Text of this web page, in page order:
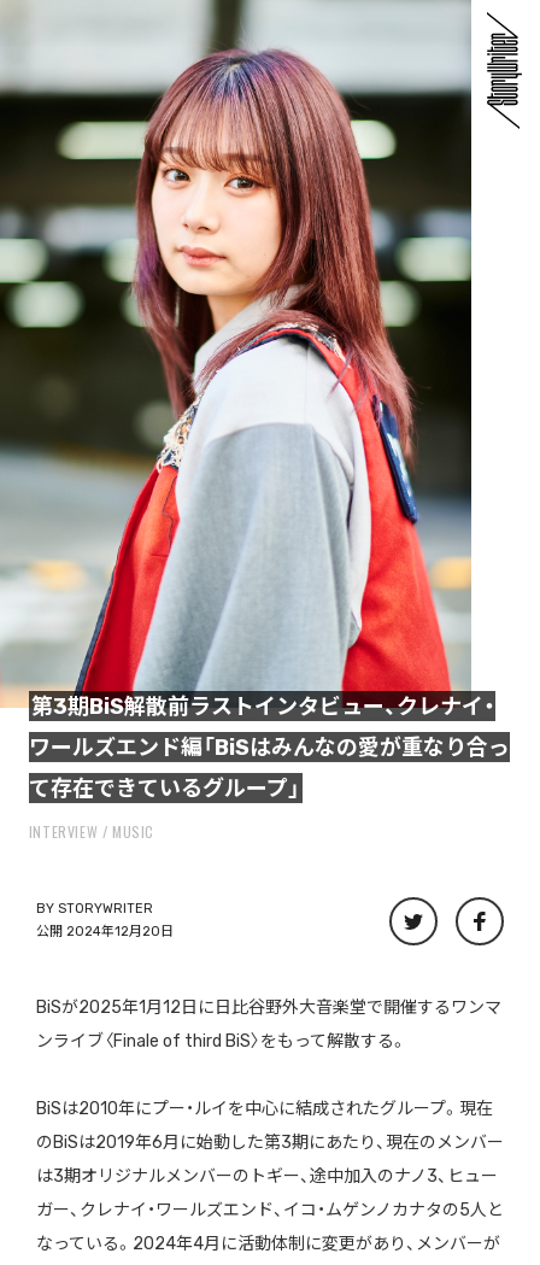
第3期BiS解散前ラストインタビュー、クレナイ・
ワールズエンド編「BiSはみんなの愛が重なり合っ
て存在できているグループ」
INTERVIEW MUSIC
BY STORYWRITER
公開 2024年12月20日
BiSが2025年1月12日に日比谷野外大音楽堂で開催するワンマ
ンライブ〈Finale of third BiS〉をもって解散する。
BiSは2010年にプー・ルイを中心に結成されたグループ。現在
のBiSは2019年6月に始動した第3期にあたり、現在のメンバー
は3期オリジナルメンバーのトギー、途中加入のナノ3、ヒュー
ガー、クレナイ・ワールズエンド、イコ・ムゲンノカナタの5人と
なっている。2024年4月に活動体制に変更があり、メンバーが